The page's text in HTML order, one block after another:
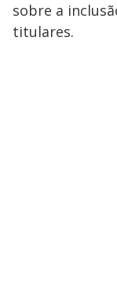
sobre a
titulares.